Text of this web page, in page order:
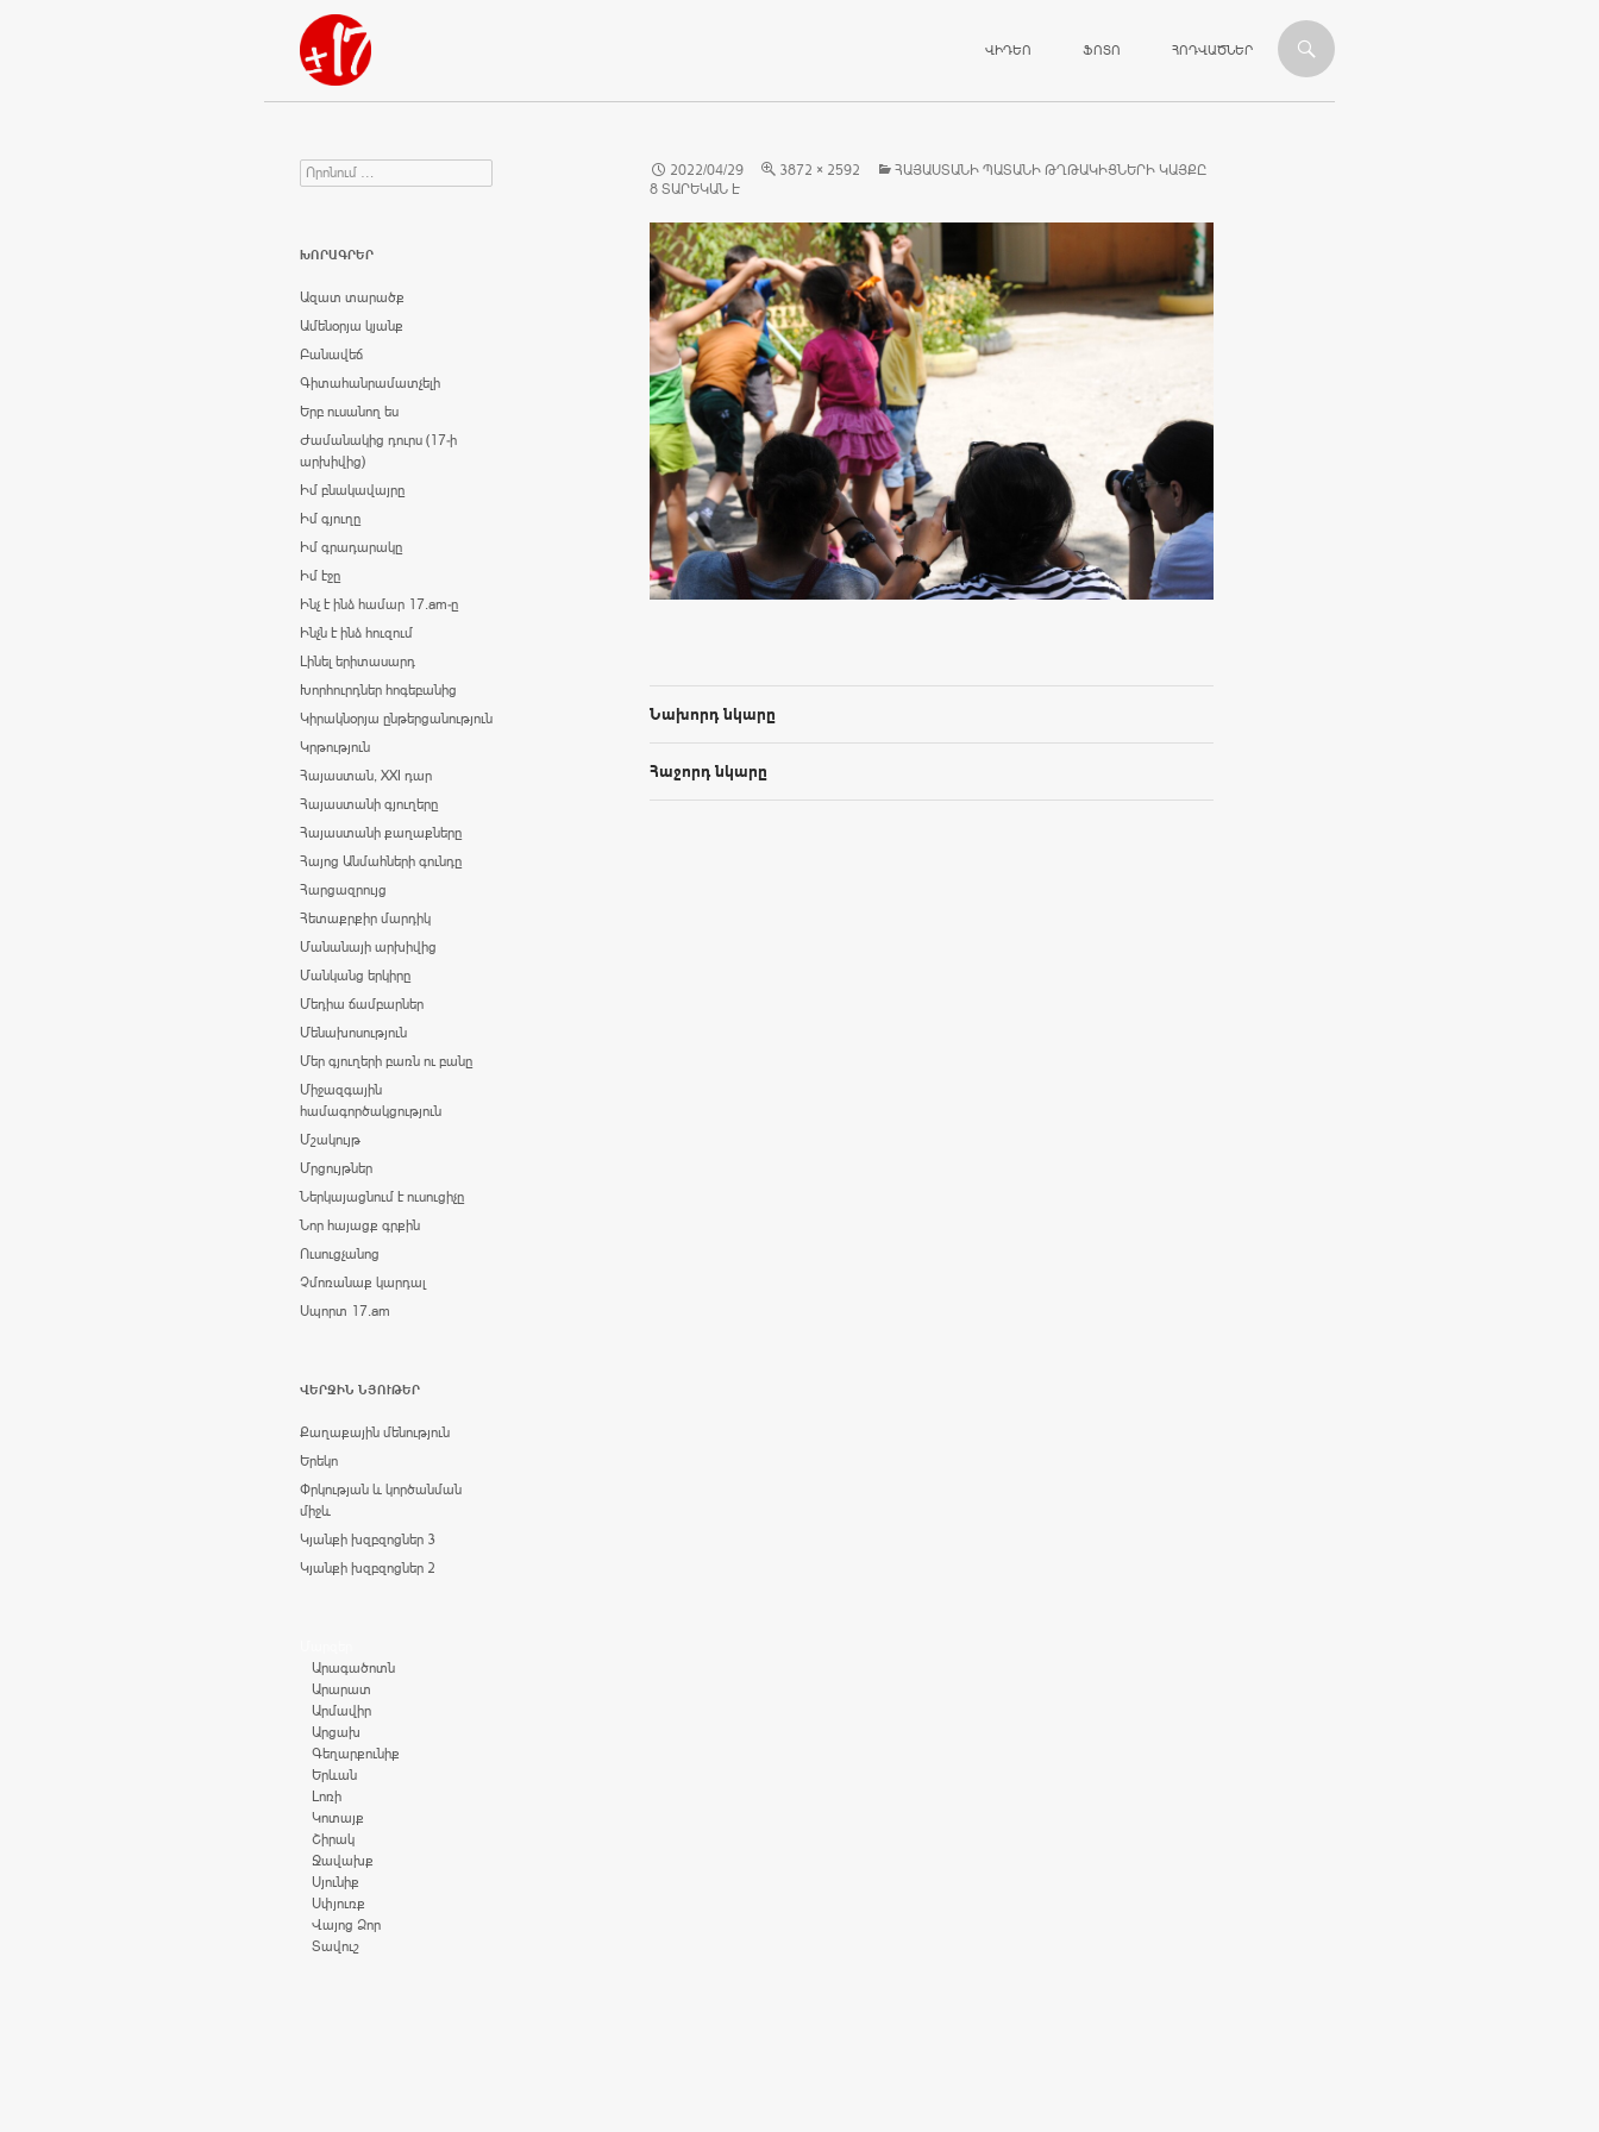
Որոնում
ՎԻԴԵՈ ՖՈՏՈ ՀՈԴՎԱԾՆԵՐ
2022/04/29 3872 × 2592
ՀԱՅԱՍՏԱՆԻ ՊԱՏԱՆԻ ԹՂԹԱԿԻՑՆԵՐԻ ԿԱՅՔԸ
8 ՏԱՐԵԿԱՆ Է
Նախորդ նկարը
Հաջորդ նկարը
Search for:
ԽՈՐԱԳՐԵՐ
Ազատ տարածք
Ամենօրյա կյանք
Բանավեճ
Գիտահանրամատչելի
Երբ ուսանող ես
Ժամանակից դուրս (17-ի
արխիվից)
Իմ բնակավայրը
Իմ գյուղը
Իմ գրադարակը
Իմ էջը
Ինչ է ինձ համար 17.am-ը
Ինչն է ինձ հուզում
Լինել երիտասարդ
Խորհուրդներ հոգեբանից
Կիրակնօրյա ընթերցանություն
Կրթություն
Հայաստան, XXI դար
Հայաստանի գյուղերը
Հայաստանի քաղաքները
Հայոց Անմահների գունդը
Հարցազրույց
Հետաքրքիր մարդիկ
Մանանայի արխիվից
Մանկանց երկիրը
Մեդիա ճամբարներ
Մենախոսություն
Մեր գյուղերի բառն ու բանը
Միջազգային
համագործակցություն
Մշակույթ
Մրցույթներ
Ներկայացնում է ուսուցիչը
Նոր հայացք գրքին
Ուսուցչանոց
Չմոռանաք կարդալ
Սպորտ 17.am
ՎԵՐՋԻՆ ՆՅՈՒԹԵՐ
Քաղաքային մենություն
Երեկո
Փրկության և կործանման
միջև
Կյանքի խզբզոցներ 3
Կյանքի խզբզոցներ 2
Արագածոտն
Արարատ
Արմավիր
Արցախ
Գեղարքունիք
Երևան
Լոռի
Կոտայք
Շիրակ
Ջավախք
Սյունիք
Սփյուռք
Վայոց Ձոր
Տավուշ